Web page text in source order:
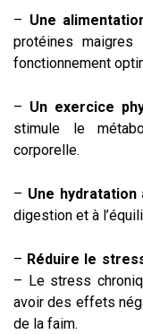
– Une
protéines
fonctionnement
– Un exercice
stimule le
corporelle.
– Une hydratation
digestion et à
– Réduire le
– Le stress
avoir des effets
de la faim.